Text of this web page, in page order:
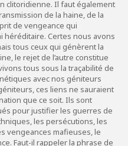
clitoridienne. Il faut également
de la haine, de la
de vengeance qui
héréditaire. Certes nous avons
tous ceux qui génèrent la
le rejet de l’autre constitue
tous sous la traçabilité de
avec nos géniteurs
ces liens ne sauraient
que ce soit. Ils sont
pour justifier les guerres de
les persécutions, les
vengeances mafieuses, le
Faut-il rappeler la phrase de